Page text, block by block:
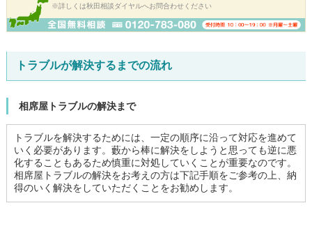
※詳しくは秋田相談ダイヤルへお問合わせください
トラブルが解決するまでの流れ
相席屋トラブルの解決まで
トラブルを解決するためには、一定の順序に沿って対応を進めて
いく必要があります。藪から棒に解決をしようと思っても逆に悪
化することもあるため慎重に対処していくことが重要なのです。
相席屋トラブルの解決をお考えの方は下記手順をご参考の上、納
得のいく解決をしていただくことをお勧めします。